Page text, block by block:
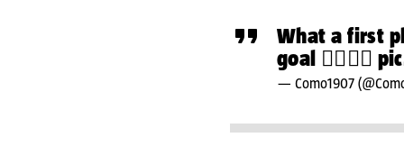
What a first
goal 😮‍💨😮‍💨
— Como1907